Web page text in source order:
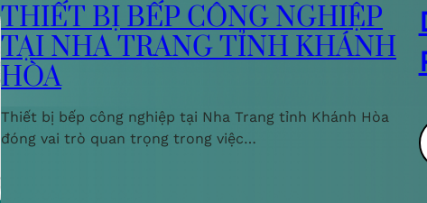
THIẾT BỊ BẾP CÔNG NGHIỆP
TẠI NHA TRANG TỈNH KHÁNH
HÒA
Thiết bị bếp công nghiệp tại Nha Trang tỉnh Khánh Hòa
đóng vai trò quan trọng trong việc…